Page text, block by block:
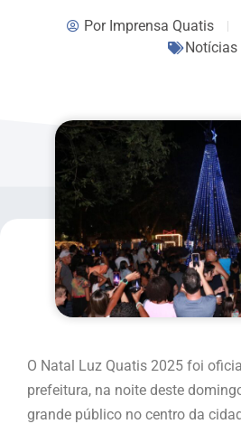
PorImprensa Quatis
Notícias
O Natal Luz Quatis 2025 foi
prefeitura, na noite deste
grande público no centro da